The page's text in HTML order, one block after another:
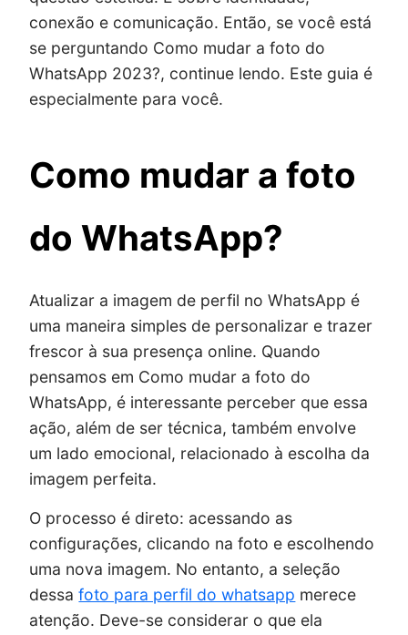
conexão e comunicação. Então, se você está
se perguntando Como mudar a foto do
WhatsApp 2023?, continue lendo. Este guia é
especialmente para você.
Como mudar a foto
do WhatsApp?
Atualizar a imagem de perfil no WhatsApp é
uma maneira simples de personalizar e trazer
frescor à sua presença online. Quando
pensamos em Como mudar a foto do
WhatsApp, é interessante perceber que essa
ação, além de ser técnica, também envolve
um lado emocional, relacionado à escolha da
imagem perfeita.
O processo é direto: acessando as
configurações, clicando na foto e escolhendo
uma nova imagem. No entanto, a seleção
dessafoto para perfil do whatsapp merece
atenção. Deve-se considerar o que ela